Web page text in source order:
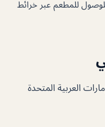
للمطعم عبر خرائط